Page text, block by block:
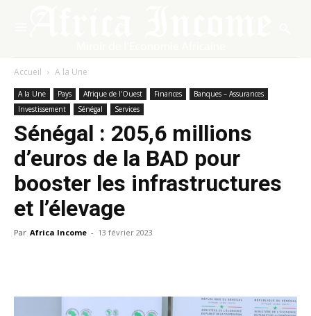
Accueil A la Une
A la Une Pays Afrique de l'Ouest Finances
Banques – Assurances
Investissement
Sénégal Services
Sénégal : 205,6 millions
d’euros de la BAD pour
booster les infrastructures
et l’élevage
Par Africa Income - 13 février 2023